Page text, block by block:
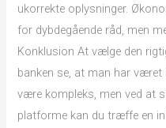
ukorrekte oplysninger.
for dybdegående råd, men
Konklusion At vælge den
banken se, at man har været
være kompleks, men ved at
platforme kan du træffe en